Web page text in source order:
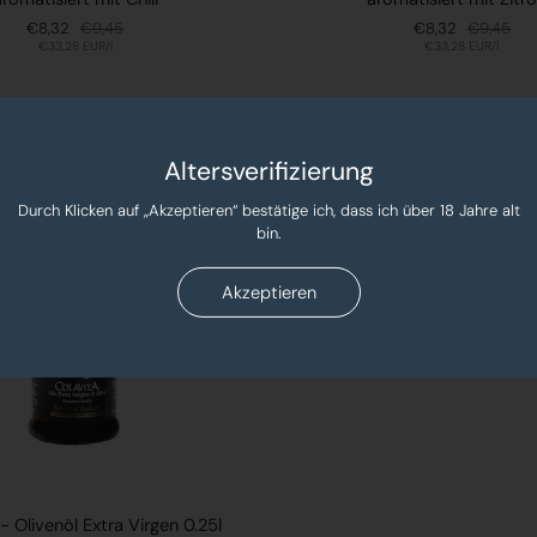
Sale-Preis:
€8,32 Regulärer Preis:
€9,45
Stückpreis:
€33,28 EUR/l
Sale-Preis:
€8,32 Regulärer
€9,45
Stückpreis:
€33,28 EUR/l
Olivenöl Extra Virgen 0.25l
Altersverifizierung
Durch Klicken auf „Akzeptieren“ bestätige ich, dass ich über 18 Jahre alt
bin.
Akzeptieren